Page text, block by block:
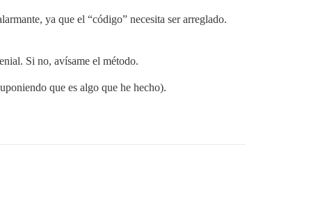
ya que el “código” necesita ser arreglado.
Si no, avísame el método.
que es algo que he hecho).